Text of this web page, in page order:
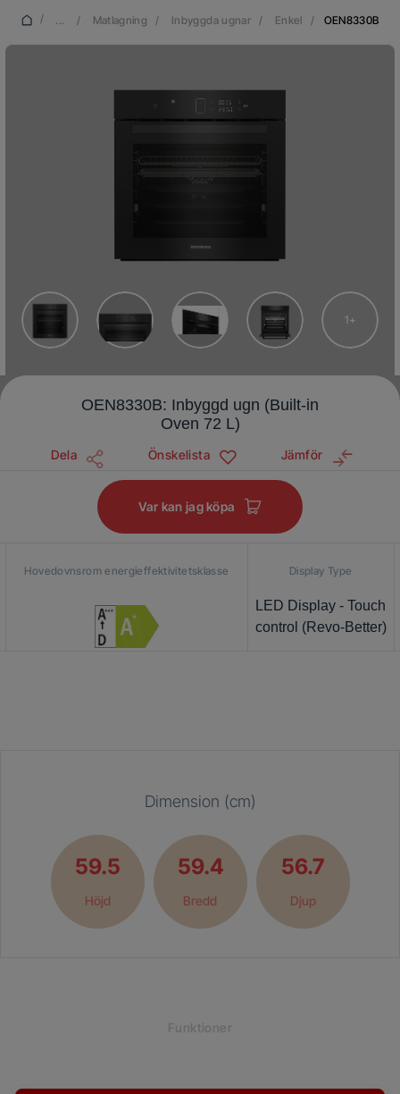
/ ... / Matlagning / Inbyggda ugnar / Enkel / OEN8330B
1
OEN8330B: Inbyggd ugn (Built-in
Oven 72 L)
Dela Önskelista Jämför
Var kan jag köpa
Hovedovnsrom energieffektivitetsklasse Display Type
LED Display - Touch
control (Revo-Better)
Dimension (cm)
59.5
Höjd
59.4
Bredd
56.7
Djup
Funktioner